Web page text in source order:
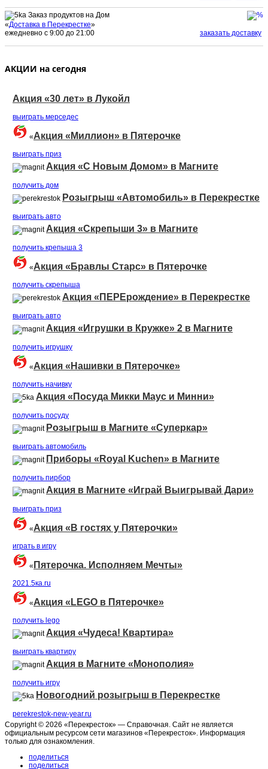
Заказ продуктов на Дом
«Доставка в Перекрестке»
ежедневно с 9:00 до 21:00
заказать доставку
АКЦИИ на сегодня
Акция «30 лет» в Лукойл
выиграть мерседеc
«Акция «Миллион» в Пятерочке
выиграть приз
Акция «С Новым Домом» в Магните
получить дом
Розыгрыш «Автомобиль» в Перекрестке
выиграть авто
Акция «Скрепыши 3» в Магните
получить крепыша 3
«Акция «Бравлы Старс» в Пятерочке
получить скрепыша
Акция «ПЕРЕрождение» в Перекрестке
выиграть авто
Акция «Игрушки в Кружке» 2 в Магните
получить игрушку
«Акция «Нашивки в Пятерочке»
получить начивку
Акция «Посуда Микки Маус и Минни»
получить посуду
Розыгрыш в Магните «Суперкар»
выиграть автомобиль
Приборы «Royal Kuchen» в Магните
получить пирбор
Акция в Магните «Играй Выигрывай Дари»
выиграть приз
«Акция «В гостях у Пятерочки»
играть в игру
« Пятерочка. Исполняем Мечты»
2021.5ка.ru
«Акция «LEGO в Пятерочке»
получить lego
Акция «Чудеса! Квартира»
выиграть квартиру
Акция в Магните «Монополия»
получить игру
Новогодний розыгрыш в Перекрестке
perekrestok-new-year.ru
Copyright © 2026 «Перекресток» — Справочная. Сайт не является
официальным ресурсом сети магазинов «Перекресток». Информация
только для ознакомления.
поделиться
поделиться